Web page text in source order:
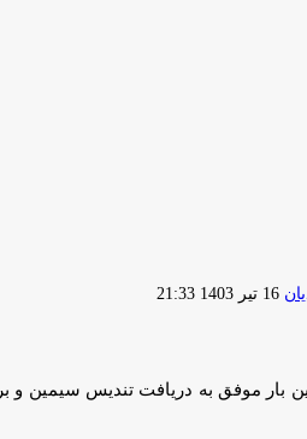
ارسال
16 تیر 1403 21:33